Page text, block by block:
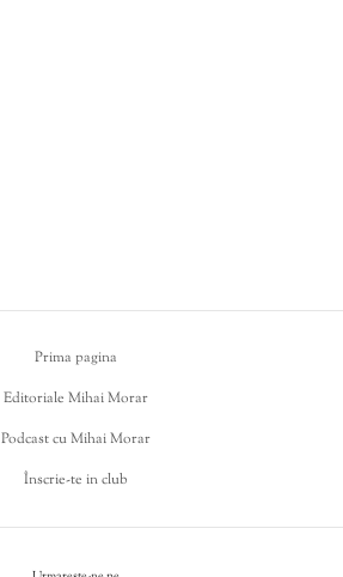
Prima pagina
Editoriale Mihai Morar
Podcast cu Mihai Morar
Înscrie-te in club